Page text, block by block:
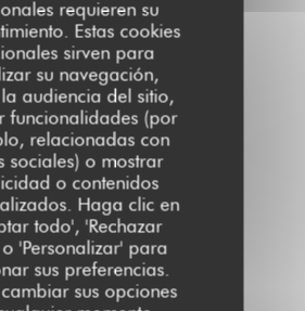
requieren su
Estas cookies
sirven para
su navegación,
audiencia del sitio,
funcionalidades (por
relacionadas con
sociales) o mostrar
o contenidos
Haga clic en
todo', 'Rechazar
'Personalizar' para
sus preferencias.
sus opciones
9,50 EUR
19cl
» AOC - FAMILLE ROUZAUD